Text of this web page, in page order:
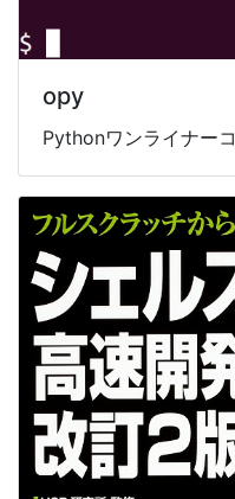
opy
Pythonワンライナー